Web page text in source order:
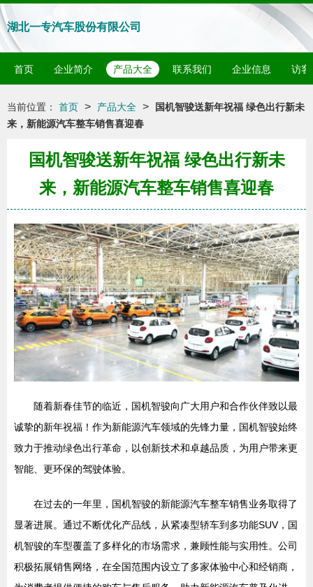
湖北一专汽车股份有限公司
首页 企业简介 产品大全 联系我们 企业信息 访客
当前位置： 首页 > 产品大全 >
国机智骏送新年祝福 绿色出行新未
来，新能源汽车整车销售喜迎春
国机智骏送新年祝福 绿色出行新未
来，新能源汽车整车销售喜迎春
随着新春佳节的临近，国机智骏向广大用户和合作伙伴致以最
诚挚的新年祝福！作为新能源汽车领域的先锋力量，国机智骏始终
致力于推动绿色出行革命，以创新技术和卓越品质，为用户带来更
智能、更环保的驾驶体验。
在过去的一年里，国机智骏的新能源汽车整车销售业务取得了
显著进展。通过不断优化产品线，从紧凑型轿车到多功能SUV，国
机智骏的车型覆盖了多样化的市场需求，兼顾性能与实用性。公司
积极拓展销售网络，在全国范围内设立了多家体验中心和经销商，